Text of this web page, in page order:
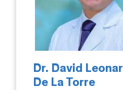
Dr. David
De La Torre